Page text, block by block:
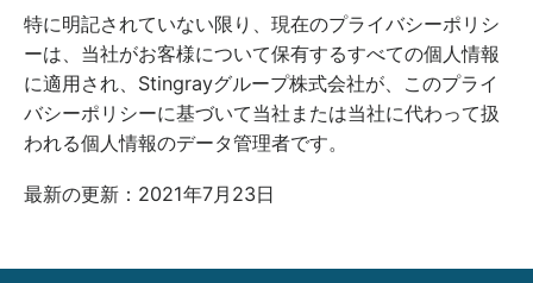
特に明記されていない限り、現在のプライバシーポリシ
ーは、当社がお客様について保有するすべての個人情報
に適用され、Stingrayグループ株式会社が、このプライ
バシーポリシーに基づいて当社または当社に代わって扱
われる個人情報のデータ管理者です。
最新の更新：2021年7月23日